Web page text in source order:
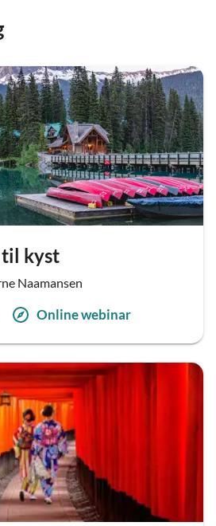
til kyst
Naamansen
Online webinar